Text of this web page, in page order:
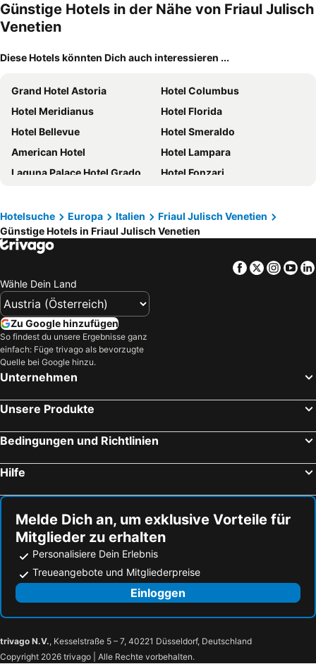
Günstige Hotels in der Nähe von Friaul Julisch
Venetien
Diese Hotels könnten Dich auch interessieren ...
Grand Hotel Astoria
Hotel Columbus
Hotel Meridianus
Hotel Florida
Hotel Bellevue
Hotel Smeraldo
American Hotel
Hotel Lampara
Laguna Palace Hotel Grado
Hotel Fonzari
Savoia Excelsior Palace Trieste - Starhotels Collezione
Hotel Villa d'Este
Hotel President
Hotel Miramare - Adults Only
Hotel Martini
Hotel Park Spiaggia
DoubleTree by Hilton Trieste
Hotel Adria
Hotel Romantik
DIVA HOTEL LIGNANO - Adults Only
Hotel Amalfi & Dépendance
Hotel Europa
Hotel Colorado
Hotel Cristallo
Hotel Antares
Hotel Miramare
The Modernist Hotel
Hotel Abbazia
Hotel Rossini
Hotel Riviera & Maximilian's
Hotel Ville Bianchi
Hotel Metropole
International Beach Hotel
Ca' Laguna
Hotel San Marco
Agriturismo San Floreano
Hotel Cajeta
Al Castello
Bihotel
A Cjase Di Lise
Hotel Da Si-Si
Hotelsuche Europa Italien
Friaul Julisch Venetien
Günstige Hotels in Friaul Julisch Venetien
Facebook
Twitter
Wähle Dein Land
Zu Google hinzufügen
So findest du unsere Ergebnisse ganz
einfach: Füge trivago als bevorzugte
Quelle bei Google hinzu.
Unternehmen
Unsere Produkte
Bedingungen und Richtlinien
Hilfe
Melde Dich an, um exklusive Vorteile für
Mitglieder zu erhalten
Personalisiere Dein Erlebnis
Treueangebote und Mitgliederpreise
Einloggen
trivago N.V., Kesselstraße 5 – 7, 40221 Düsseldorf, Deutschland
Copyright 2026 trivago | Alle Rechte vorbehalten.